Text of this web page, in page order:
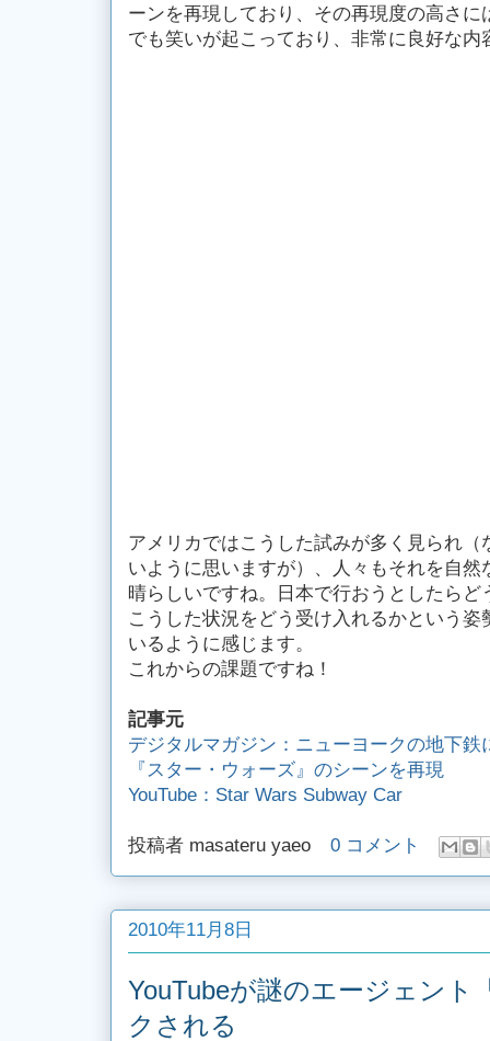
ーンを再現しており、その再現度の高さ
でも笑いが起こっており、非常に良好な内
アメリカではこうした試みが多く見られ
いように思いますが）、人々もそれを自
晴らしいですね。日本で行おうとしたら
こうした状況をどう受け入れるかという
いるように感じます。
これからの課題ですね！
記事元
デジタルマガジン：ニューヨークの地下
『スター・ウォーズ』のシーンを再現
YouTube：Star Wars Subway Car
投稿者 masateru yaeo 0 コメント
2010年11月8日
YouTubeが謎のエージェント
クされる